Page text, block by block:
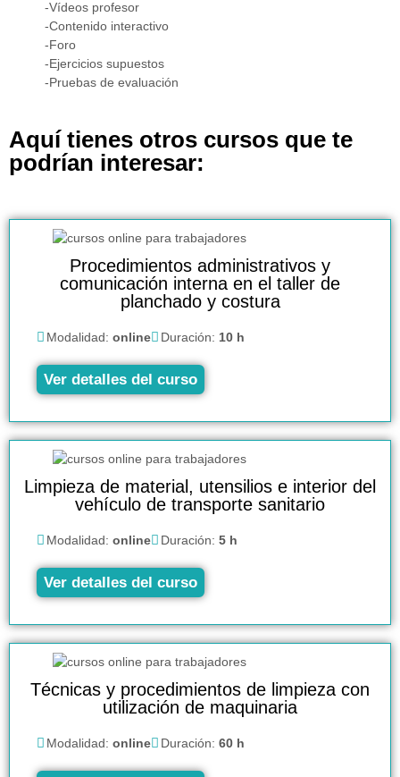
-Vídeos profesor
-Contenido interactivo
-Foro
-Ejercicios supuestos
-Pruebas de evaluación
Aquí tienes otros cursos que te
podrían interesar:
Procedimientos administrativos y
comunicación interna en el taller de
planchado y costura
Modalidad: online Duración: 10 h
Ver detalles del curso
Limpieza de material, utensilios e interior del
vehículo de transporte sanitario
Modalidad: online Duración: 5 h
Ver detalles del curso
Técnicas y procedimientos de limpieza con
utilización de maquinaria
Modalidad: online Duración: 60 h